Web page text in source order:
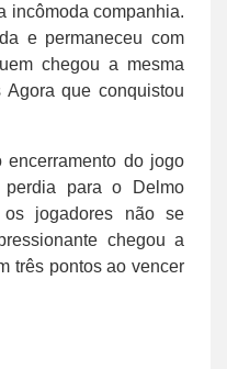
incômoda companhia.
e permaneceu com
chegou a mesma
que conquistou
encerramento do jogo
para o Delmo
jogadores não se
chegou a
três pontos ao vencer